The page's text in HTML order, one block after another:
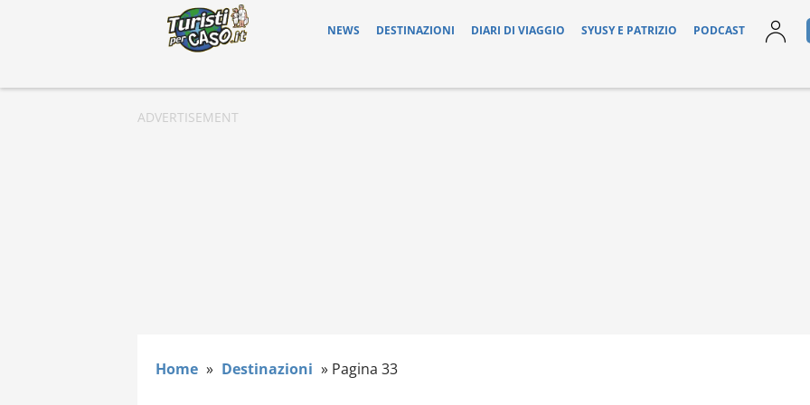
NEWS DESTINAZIONI DIARI DI VIAGGIO SYUSY E PATRIZIO PODCAST
Home » Destinazioni » Pagina 33